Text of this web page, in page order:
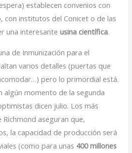
establecen convenios con
con institutos del Conicet o de las
una interesante usina científica.
de Inmunización para el
varios detalles (puertas que
pero lo primordial está.
algún momento de la segunda
dicen julio. Los más
aseguran que,
la capacidad de producción será
(como para unas 400 millones